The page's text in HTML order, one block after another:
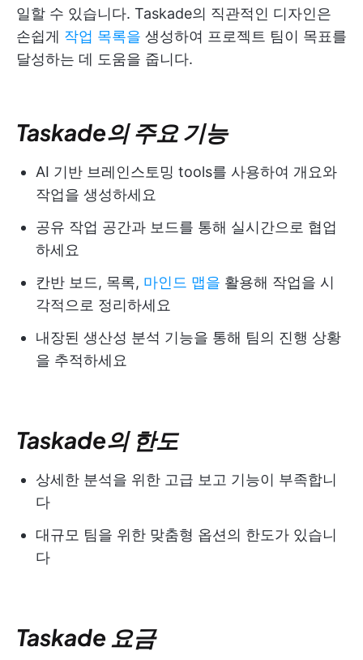
일할 수 있습니다. Taskade의 직관적인 디자인은
손쉽게 작업 목록을 생성하여 프로젝트 팀이 목표를
달성하는 데 도움을 줍니다.
Taskade의 주요 기능
AI 기반 브레인스토밍 tools를 사용하여 개요와
작업을 생성하세요
공유 작업 공간과 보드를 통해 실시간으로 협업
하세요
칸반 보드, 목록, 마인드 맵을 활용해 작업을 시
각적으로 정리하세요
내장된 생산성 분석 기능을 통해 팀의 진행 상황
을 추적하세요
Taskade의 한도
상세한 분석을 위한 고급 보고 기능이 부족합니
다
대규모 팀을 위한 맞춤형 옵션의 한도가 있습니
다
Taskade 요금